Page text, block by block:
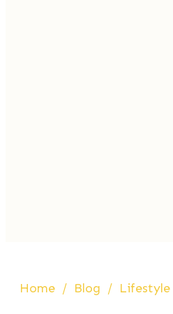
Home / Blog / Lifestyle